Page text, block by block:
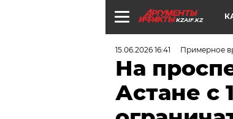
KZAIF.KZ
15.06.2026 16:41 Примерное
На
Астане с